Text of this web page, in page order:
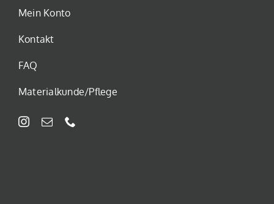
Mein Konto
Kontakt
FAQ
Materialkunde/Pflege